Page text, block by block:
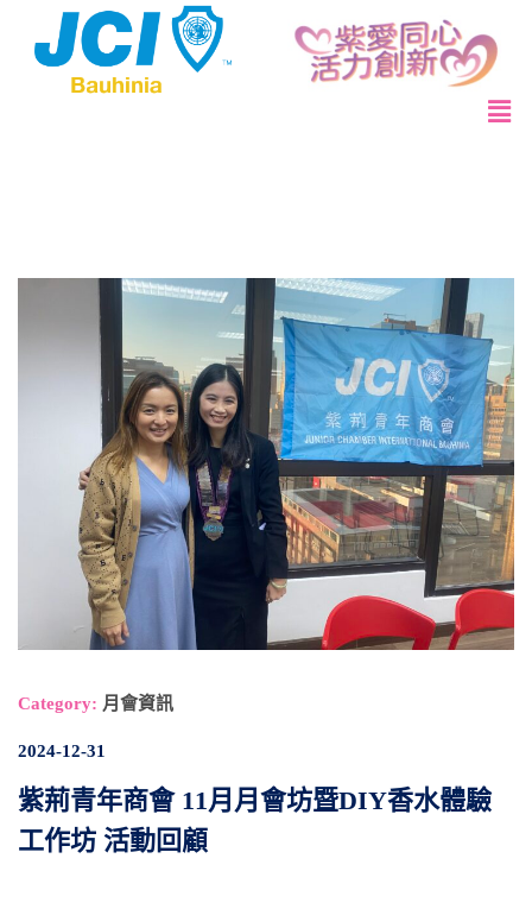
Category: 月會資訊
2024-12-31
紫荊青年商會 11月月會坊暨DIY香水體驗
工作坊 活動回顧